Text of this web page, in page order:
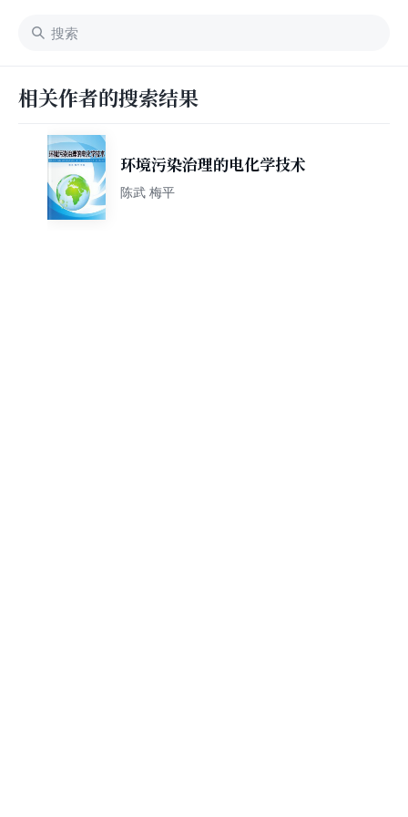
相关作者的搜索结果
环境污染治理的电化学技术
陈武 梅平